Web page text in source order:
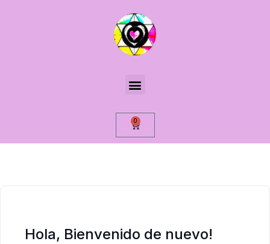
0
Hola, Bienvenido de nuevo!